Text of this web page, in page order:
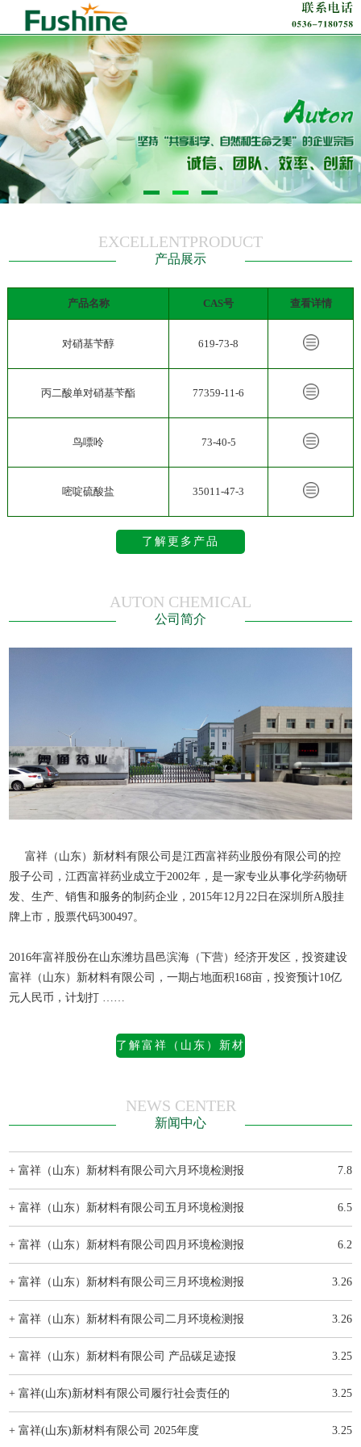
EXCELLENTPRODUCT
产品展示
产品名称 CAS号 查看详情
对硝基苄醇 619-73-8
丙二酸单对硝基苄酯 77359-11-6
鸟嘌呤 73-40-5
嘧啶硫酸盐 35011-47-3
了解更多产品
AUTON CHEMICAL
公司简介
富祥（山东）新材料有限公司是江西富祥药业股份有限公司的控
股子公司，江西富祥药业成立于2002年，是一家专业从事化学药物研
发、生产、销售和服务的制药企业，2015年12月22日在深圳所A股挂
牌上市，股票代码300497。
2016年富祥股份在山东潍坊昌邑滨海（下营）经济开发区，投资建设
富祥（山东）新材料有限公司 ，一期占地面积168亩，投资预计10亿
元人民币，计划打 ……
了解富祥（山东）新材
NEWS CENTER
新闻中心
+ 富祥（山东）新材料有限公司六月环境检测报 7.8
+ 富祥（山东）新材料有限公司五月环境检测报 6.5
+ 富祥（山东）新材料有限公司四月环境检测报 6.2
+ 富祥（山东）新材料有限公司三月环境检测报 3.26
+ 富祥（山东）新材料有限公司二月环境检测报 3.26
+ 富祥（山东）新材料有限公司 产品碳足迹报 3.25
+ 富祥(山东)新材料有限公司履行社会责任的 3.25
+ 富祥(山东)新材料有限公司 2025年度 3.25